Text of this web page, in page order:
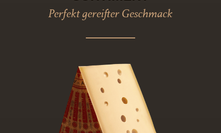
Perfekt gereifter Geschmack